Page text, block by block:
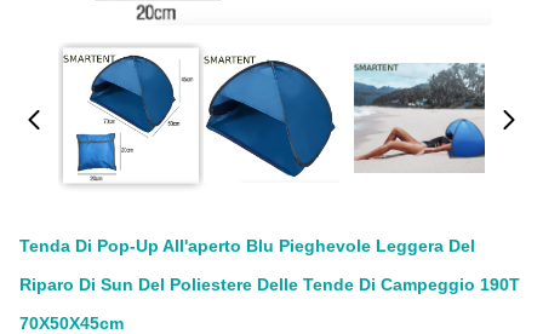
Tenda Di Pop-Up All'aperto Blu Pieghevole Leggera Del
Riparo Di Sun Del Poliestere Delle Tende Di Campeggio 190T
70X50X45cm